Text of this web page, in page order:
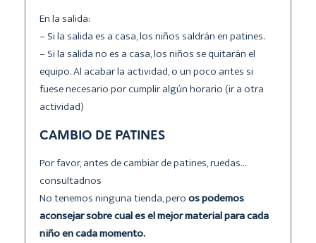
En la salida:
– Si la salida es a casa, los niños saldrán en patines.
– Si la salida no es a casa, los niños se quitarán el
equipo. Al acabar la actividad, o un poco antes si
fuese necesario por cumplir algún horario (ir a otra
actividad)
CAMBIO DE PATINES
Por favor, antes de cambiar de patines, ruedas…
consultadnos
No tenemos ninguna tienda, peroos podemos
aconsejar sobre cual es el mejor material para cada
niño en cada momento.